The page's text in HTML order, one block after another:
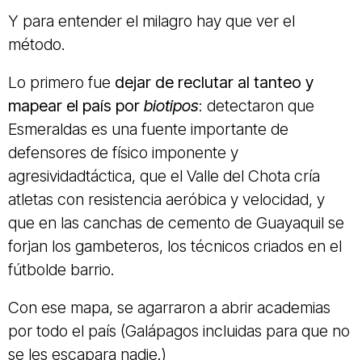
Y para entender el milagro hay que ver el
método.
Lo primero fue dejar de reclutar al tanteo y
mapear el país por biotipos: detectaron que
Esmeraldas es una fuente importante de
defensores de físico imponente y
agresividadtáctica, que el Valle del Chota cría
atletas con resistencia aeróbica y velocidad, y
que en las canchas de cemento de Guayaquil se
forjan los gambeteros, los técnicos criados en el
fútbolde barrio.
Con ese mapa, se agarraron a abrir academias
por todo el país (Galápagos incluidas para que no
se les escapara nadie.)